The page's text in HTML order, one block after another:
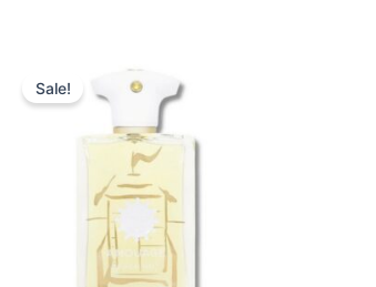
Sale!
price
was:
2.750,00 kr..